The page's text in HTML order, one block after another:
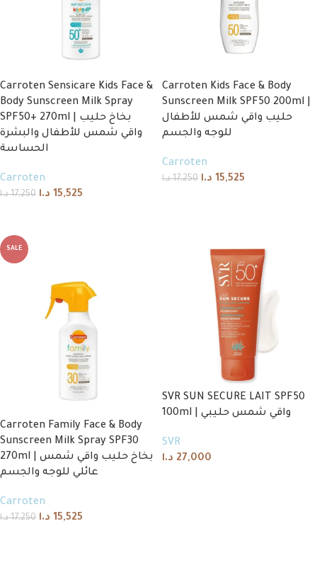
Carroten Sensicare Kids Face &
Body Sunscreen Milk Spray
SPF50+ 270ml | بخاخ حليب
واقي شمس للأطفال والبشرة
الحساسة
Carroten
17,250 د.ا 15,525 د.ا
Carroten Kids Face & Body
Sunscreen Milk SPF50 200ml |
حليب واقي شمس للأطفال
للوجه والجسم
Carroten
17,250 د.ا 15,525 د.ا
SALE
Carroten Family Face & Body
Sunscreen Milk Spray SPF30
270ml | بخاخ حليب واقي شمس
عائلي للوجه والجسم
Carroten
17,250 د.ا 15,525 د.ا
SVR SUN SECURE LAIT SPF50
100ml | واقي شمس حليبي
SVR
27,000 د.ا